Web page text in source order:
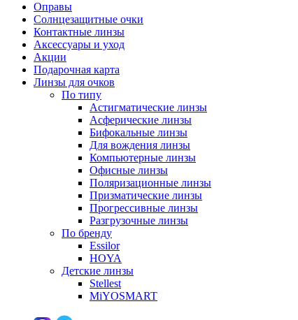
Оправы
Солнцезащитные очки
Контактные линзы
Аксессуары и уход
Акции
Подарочная карта
Линзы для очков
По типу
Астигматические линзы
Асферические линзы
Бифокальные линзы
Для вождения линзы
Компьютерные линзы
Офисные линзы
Поляризационные линзы
Призматические линзы
Прогрессивные линзы
Разгрузочные линзы
По бренду
Essilor
HOYA
Детские линзы
Stellest
MiYOSMART